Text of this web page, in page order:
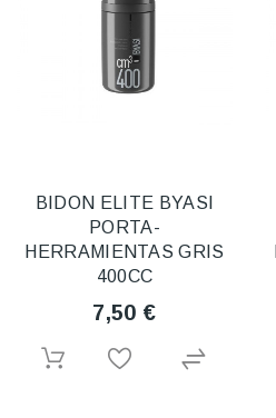
BIDON ELITE BYASI
PORTA-
HERRAMIENTAS GRIS
400CC
7,50 €